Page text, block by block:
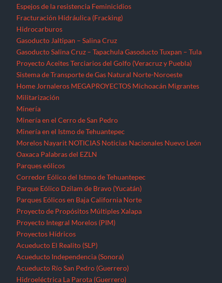
Espejos de la resistencia Feminicidios
Fracturación Hidráulica (Fracking)
Hidrocarburos
Gasoducto Jaltipan – Salina Cruz
Gasoducto Salina Cruz – Tapachula Gasoducto Tuxpan – Tula
Proyecto Aceites Terciarios del Golfo (Veracruz y Puebla)
Sistema de Transporte de Gas Natural Norte-Noroeste
Home Jornaleros MEGAPROYECTOS Michoacán Migrantes
Militarización
Minería
Minería en el Cerro de San Pedro
Minería en el Istmo de Tehuantepec
Morelos Nayarit NOTICIAS Noticias Nacionales Nuevo León
Oaxaca Palabras del EZLN
Parques eólicos
Corredor Eólico del Istmo de Tehuantepec
Parque Eólico Dzilam de Bravo (Yucatán)
Parques Eólicos en Baja California Norte
Proyecto de Propósitos Múltiples Xalapa
Proyecto Integral Morelos (PIM)
Proyectos Hídricos
Acueducto El Realito (SLP)
Acueducto Independencia (Sonora)
Acueducto Río San Pedro (Guerrero)
Hidroeléctrica La Parota (Guerrero)